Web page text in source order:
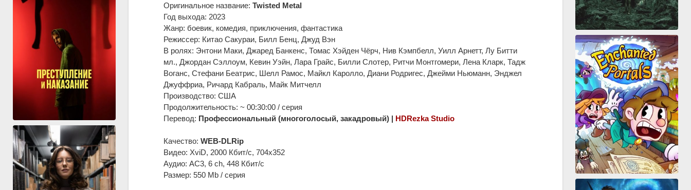
Оригинальное название: Twisted Metal
Год выхода: 2023
Жанр: боевик, комедия, приключения, фантастика
Режиссер: Китао Сакураи, Билл Бенц, Джуд Вэн
В ролях: Энтони Маки, Джаред Банкенс, Томас Хэйден Чёрч, Нив Кэмпбелл, Уилл Арнетт, Лу Битти
мл., Джордан Сэллоум, Кевин Уэйн, Лара Грайс, Билли Слотер, Ритчи Монтгомери, Лена Кларк, Тадж
Воганс, Стефани Беатрис, Шелл Рамос, Майкл Каролло, Диани Родригес, Джейми Ньюманн, Энджел
Джуффриа, Ричард Кабраль, Майк Митчелл
Производство: США
Продолжительность: ~ 00:30:00 / серия
Перевод: Профессиональный (многоголосый, закадровый) | HDRezka Studio
Качество: WEB-DLRip
Видео: XviD, 2000 Кбит/с, 704x352
Аудио: AC3, 6 ch, 448 Кбит/с
Размер: 550 Mb / серия